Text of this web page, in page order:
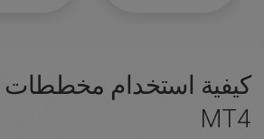
كيفية استخدام مخططات
MT4